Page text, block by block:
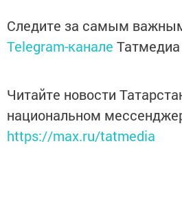
Следите за самым
Telegram-канале Татмедиа
Читайте новости
национальном
https://max.ru/tatmedia